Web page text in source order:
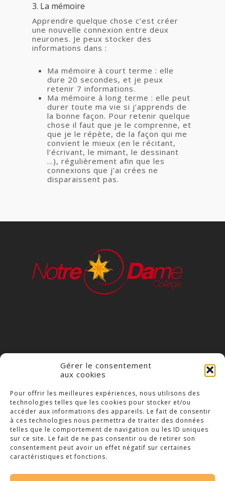
Gérer le consentement
aux cookies
Pour offrir les meilleures expériences, nous utilisons des
technologies telles que les cookies pour stocker et/ou
accéder aux informations des appareils. Le fait de consentir
à ces technologies nous permettra de traiter des données
telles que le comportement de navigation ou les ID uniques
sur ce site. Le fait de ne pas consentir ou de retirer son
consentement peut avoir un effet négatif sur certaines
caractéristiques et fonctions.
3. La mémoire
Apprendre quelque chose c’est créer
une nouvelle connexion entre deux
neurones. Je peux stocker des
informations dans :
Ma mémoire à court terme : elle
dure 20 secondes, et je peux
retenir 7 informations.
Ma mémoire à long terme : elle peut
durer toute ma vie si j’apprends de
la bonne façon. Pour retenir quelque
chose il faut que je le comprenne, et
que je le répète, de la façon qui me
convient le mieux (en le récitant,
l’écrivant, le mimant, le dessinant
…), régulièrement afin que les
connexions que j’ai crées ne
disparaissent pas.
COLLÈGE NOTRE DAME
23 Place Saint-Jean,
79300 Bressuire
Téléphone : 05 49 74 46 20